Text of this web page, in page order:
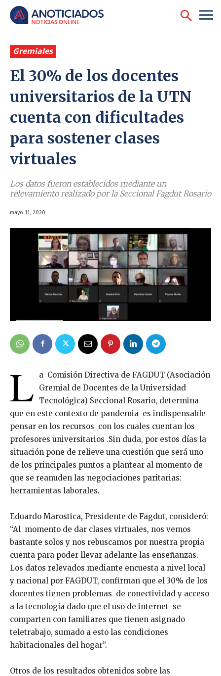
Gremiales
El 30% de los docentes
universitarios de la UTN
cuenta con dificultades
para sostener clases
virtuales
Los datos fueron establecidos mediante un
relevamiento realizado por la Seccional Fagdut Rosario
mayo 11, 2020
L
a Comisión Directiva de FAGDUT (Asociación
Gremial de Docentes de la Universidad
Tecnológica) Seccional Rosario, determina
que en este contexto de pandemia es indispensable
pensar en los recursos con los cuales cuentan los
profesores universitarios .Sin duda, por estos días la
situación pone de relieve una cuestión que será uno
de los principales puntos a plantear al momento de
que se reanuden las negociaciones paritarias:
herramientas laborales.
Eduardo Marostica, Presidente de Fagdut, consideró:
“Al momento de dar clases virtuales, nos vemos
bastante solos y nos rebuscamos por nuestra propia
cuenta para poder llevar adelante las enseñanzas.
Los datos relevados mediante encuesta a nivel local
y nacional por FAGDUT, confirman que el 30% de los
docentes tienen problemas de conectividad y acceso
a la tecnología dado que el uso de internet se
comparten con familiares que tienen asignado
teletrabajo, sumado a esto las condiciones
habitacionales del hogar”.
Otros de los resultados obtenidos sobre las